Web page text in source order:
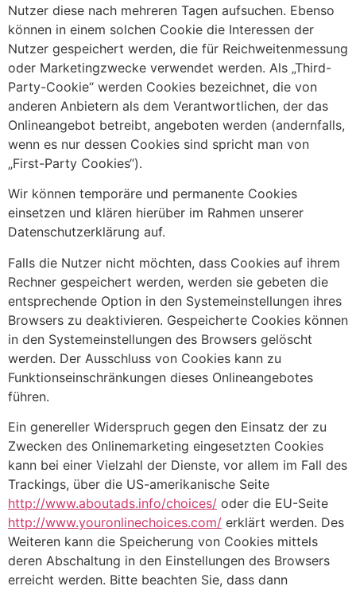
Nutzer diese nach mehreren Tagen aufsuchen. Ebenso
können in einem solchen Cookie die Interessen der
Nutzer gespeichert werden, die für Reichweitenmessung
oder Marketingzwecke verwendet werden. Als „Third-
Party-Cookie“ werden Cookies bezeichnet, die von
anderen Anbietern als dem Verantwortlichen, der das
Onlineangebot betreibt, angeboten werden (andernfalls,
wenn es nur dessen Cookies sind spricht man von
„First-Party Cookies“).
Wir können temporäre und permanente Cookies
einsetzen und klären hierüber im Rahmen unserer
Datenschutzerklärung auf.
Falls die Nutzer nicht möchten, dass Cookies auf ihrem
Rechner gespeichert werden, werden sie gebeten die
entsprechende Option in den Systemeinstellungen ihres
Browsers zu deaktivieren. Gespeicherte Cookies können
in den Systemeinstellungen des Browsers gelöscht
werden. Der Ausschluss von Cookies kann zu
Funktionseinschränkungen dieses Onlineangebotes
führen.
Ein genereller Widerspruch gegen den Einsatz der zu
Zwecken des Onlinemarketing eingesetzten Cookies
kann bei einer Vielzahl der Dienste, vor allem im Fall des
Trackings, über die US-amerikanische Seite
http://www.aboutads.info/choices/ oder die EU-Seite
http://www.youronlinechoices.com/ erklärt werden. Des
Weiteren kann die Speicherung von Cookies mittels
deren Abschaltung in den Einstellungen des Browsers
erreicht werden. Bitte beachten Sie, dass dann